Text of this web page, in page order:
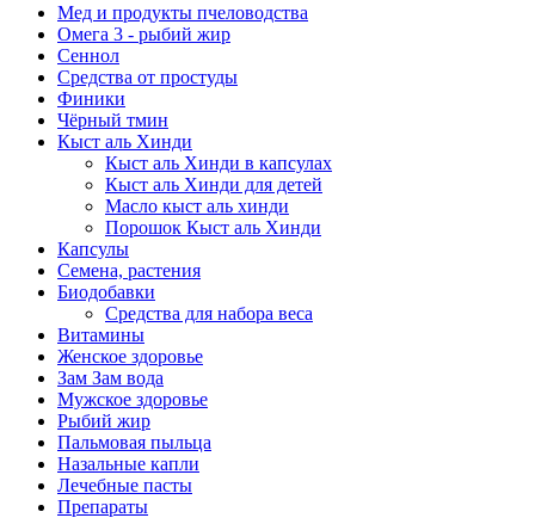
Мед и продукты пчеловодства
Омега 3 - рыбий жир
Сеннол
Средства от простуды
Финики
Чёрный тмин
Кыст аль Хинди
Кыст аль Хинди в капсулах
Кыст аль Хинди для детей
Масло кыст аль хинди
Порошок Кыст аль Хинди
Капсулы
Семена, растения
Биодобавки
Средства для набора веса
Витамины
Женское здоровье
Зам Зам вода
Мужское здоровье
Рыбий жир
Пальмовая пыльца
Назальные капли
Лечебные пасты
Препараты